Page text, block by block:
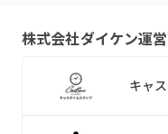
株式会社ダイケン運
キャ